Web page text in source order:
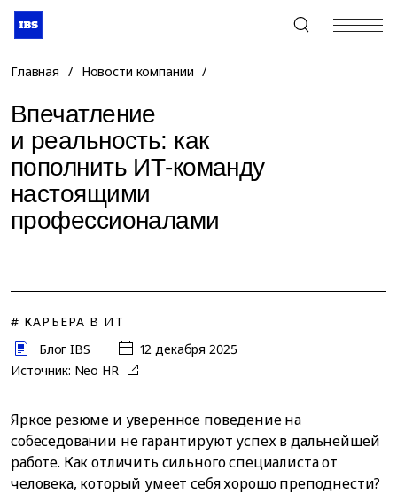
+7 (495) 967-80-80
Главная / Новости компании /
Впечатление
и реальность: как
пополнить ИТ-команду
настоящими
профессионалами
# КАРЬЕРА В ИТ
Блог IBS
12 декабря 2025
Источник: Neo HR
Яркое резюме и уверенное поведение на
собеседовании не гарантируют успех в дальнейшей
работе. Как отличить сильного специалиста от
человека, который умеет себя хорошо преподнести?